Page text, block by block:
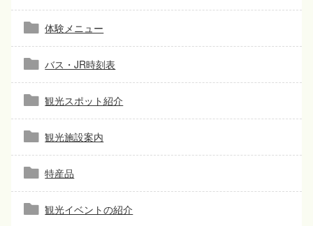
体験メニュー
バス・JR時刻表
観光スポット紹介
観光施設案内
特産品
観光イベントの紹介